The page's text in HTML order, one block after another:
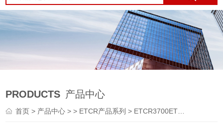
PRODUCTS 产品中心
首页> 产品中心 > > ETCR产品系列 > ETCR3700ETCR3700智能型等电位测试仪